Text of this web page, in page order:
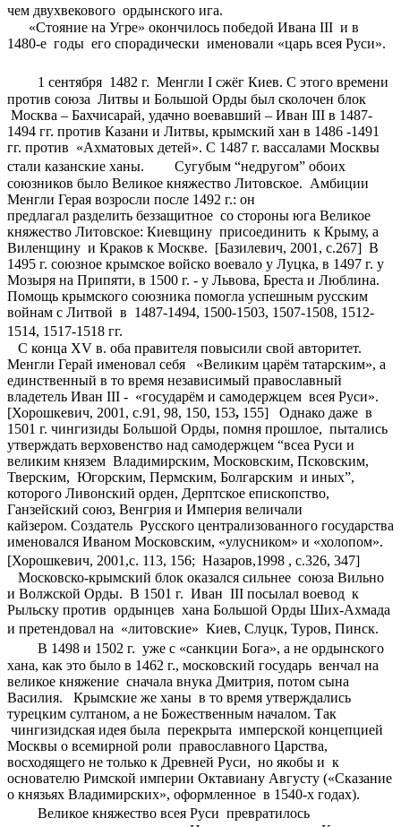
чем двухвекового ордынского ига.
«Стояние на Угре» окончилось победой Ивана III и в
1480-е годы его спорадически именовали «царь всея Руси».
1 сентября 1482 г. Менгли I сжёг Киев. С этого времени
против союза Литвы и Большой Орды был сколочен блок
Москва – Бахчисарай, удачно воевавший – Иван III в 1487-
1494 гг. против Казани и Литвы, крымский хан в 1486 -1491
гг. против «Ахматовых детей». С 1487 г. вассалами Москвы
стали казанские ханы. Сугубым “недругом” обоих
союзников было Великое княжество Литовское. Амбиции
Менгли Герая возросли после 1492 г.: он
предлагал разделить беззащитное со стороны юга Великое
княжество Литовское: Киевщину присоединить к Крыму, а
Виленщину и Краков к Москве. [Базилевич, 2001, c.267] В
1495 г. союзное крымское войско воевало у Луцка, в 1497 г. у
Мозыря на Припяти, в 1500 г. - у Львова, Бреста и Люблина.
Помощь крымского союзника помогла успешным русским
войнам с Литвой в 1487-1494, 1500-1503, 1507-1508, 1512-
1514, 1517-1518 гг.
С конца XV в. оба правителя повысили свой авторитет.
Менгли Герай именовал себя «Великим царём татарским», а
единственный в то время независимый православный
владетель Иван III - «государём и самодержцем всея Руси».
[Хорошкевич, 2001, с.91, 98, 150, 153, 155] Однако даже в
1501 г. чингизиды Большой Орды, помня прошлое, пытались
утверждать верховенство над самодержцем “всеа Руси и
великим князем Владимирским, Московским, Псковским,
Тверским, Югорским, Пермским, Болгарским и иных”,
которого Ливонский орден, Дерптское епископство,
Ганзейский союз, Венгрия и Империя величали
кайзером. Создатель Русского централизованного государства
именовался Иваном Московским, «улусником» и «холопом».
[Хорошкевич, 2001,c. 113, 156; Назаров,1998 , c.326, 347]
Московско-крымский блок оказался сильнее союза Вильно
и Волжской Орды. В 1501 г. Иван III посылал воевод к
Рыльску против ордынцев хана Большой Орды Ших-Ахмада
и претендовал на «литовские» Киев, Слуцк, Туров, Пинск.
В 1498 и 1502 г. уже с «санкции Бога», а не ордынского
хана, как это было в 1462 г., московский государь венчал на
великое княжение сначала внука Дмитрия, потом сына
Василия. Крымские же ханы в то время утверждались
турецким султаном, а не Божественным началом. Так
чингизидская идея была перекрыта имперской концепцией
Москвы о всемирной роли православного Царства,
восходящего не только к Древней Руси, но якобы и к
основателю Римской империи Октавиану Августу («Сказание
о князьях Владимирских», оформленное в 1540-х годах).
Великое княжество всея Руси превратилось